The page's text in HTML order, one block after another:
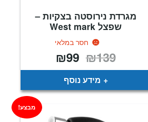
מגרדת נירוסטה בצקיות –
שפצל West mark
חסר במלאי
₪139 המחיר
המקורי
היה:
₪99
הוא:
מידע נוסף
מבצע!